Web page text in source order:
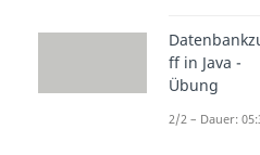
Ein Beispiel
wäre eine
Beine. Ein
Löwen sind
ff in Java -
Übung
2/2 – Dauer: